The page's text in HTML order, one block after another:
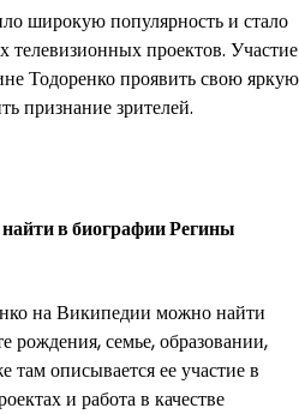
широкую популярность и стало
проектов. Участие
Тодоренко проявить свою яркую
признание зрителей.
в биографии Регины
на Википедии можно найти
рождения, семье, образовании,
там описывается ее участие в
и работа в качестве